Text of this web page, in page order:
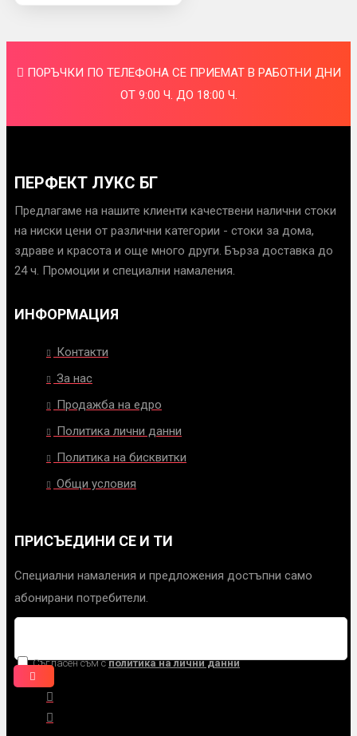
ПОРЪЧКИ ПО ТЕЛЕФОНА СЕ ПРИЕМАТ В РАБОТНИ ДНИ
ОТ 9:00 Ч. ДО 18:00 Ч.
ПЕРФЕКТ ЛУКС БГ
Предлагаме на нашите клиенти качествени налични стоки
на ниски цени от различни категории - стоки за дома,
здраве и красота и още много други. Бърза доставка до
24 ч. Промоции и специални намаления.
ИНФОРМАЦИЯ
Контакти
За нас
Продажба на едро
Политика лични данни
Политика на бисквитки
Общи условия
ПРИСЪЕДИНИ СЕ И ТИ
Специални намаления и предложения достъпни само
абонирани потребители.
Съгласен съм сполитика на лични данни